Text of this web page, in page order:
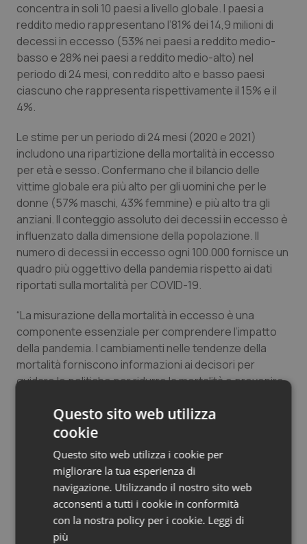
concentra in soli 10 paesi a livello globale. I paesi a
reddito medio rappresentano l’81% dei 14,9 milioni di
decessi in eccesso (53% nei paesi a reddito medio-
basso e 28% nei paesi a reddito medio-alto) nel
periodo di 24 mesi, con reddito alto e basso paesi
ciascuno che rappresenta rispettivamente il 15% e il
4%.
Le stime per un periodo di 24 mesi (2020 e 2021)
includono una ripartizione della mortalità in eccesso
per età e sesso. Confermano che il bilancio delle
vittime globale era più alto per gli uomini che per le
donne (57% maschi, 43% femmine) e più alto tra gli
anziani. Il conteggio assoluto dei decessi in eccesso è
influenzato dalla dimensione della popolazione. Il
numero di decessi in eccesso ogni 100.000 fornisce un
quadro più oggettivo della pandemia rispetto ai dati
riportati sulla mortalità per COVID-19.
“La misurazione della mortalità in eccesso è una
componente essenziale per comprendere l’impatto
della pandemia. I cambiamenti nelle tendenze della
mortalità forniscono informazioni ai decisori per
guidare le politiche per ridurre la mortalità e prevenire
limitati nei sistemi di dati in molti paesi, la reale portata
dell’eccesso di mortalità spesso rimane nascosta”, ha
Samira Asma
generale per i dati, l’analisi e la distribuzione
dell’OMS. “Queste nuove stime utilizzano i migliori dati
disponibili e sono state prodotte utilizzando una
metodologia solida e un approccio completamente
trasparente”.
Questo sito web utilizza
cookie
Questo sito web utilizza i cookie per
migliorare la tua esperienza di
navigazione. Utilizzando il nostro sito web
acconsenti a tutti i cookie in conformità
con la nostra policy per i cookie. Leggi di
più